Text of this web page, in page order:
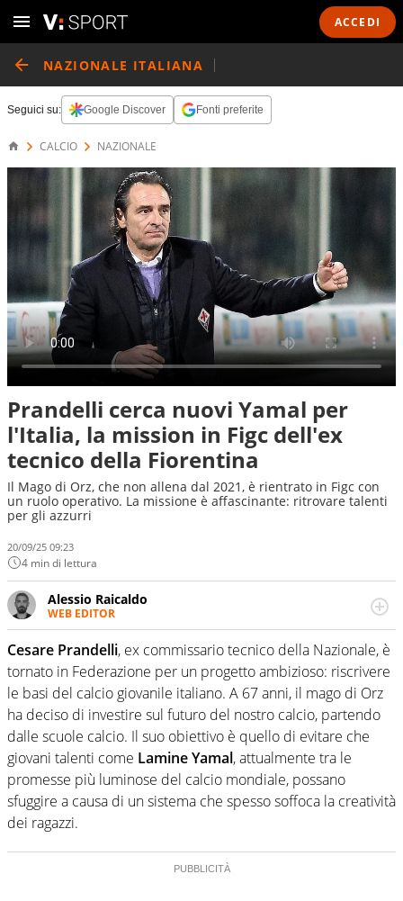
ACCEDI
NAZIONALE ITALIANA
Seguici su: Google Discover Fonti preferite
CALCIO NAZIONALE
Prandelli cerca nuovi Yamal per
l'Italia, la mission in Figc dell'ex
tecnico della Fiorentina
Il Mago di Orz, che non allena dal 2021, è rientrato in Figc con
un ruolo operativo. La missione è affascinante: ritrovare talenti
per gli azzurri
20/09/25 09:23
4 min di lettura
Alessio Raicaldo
WEB EDITOR
Un figlio che si chiama Diego e la tesi di laurea sugli stadi
di proprietà in Italia. Il calcio quale filo conduttore
irrinunciabile tra passione e professione. Per Virgilio
Sport indaga, approfondisce e scandaglia l'universo
mondo dello sport per antonomasia
Cesare Prandelli, ex commissario tecnico della Nazionale, è
tornato in Federazione per un progetto ambizioso: riscrivere
le basi del calcio giovanile italiano. A 67 anni, il mago di Orz
ha deciso di investire sul futuro del nostro calcio, partendo
dalle scuole calcio. Il suo obiettivo è quello di evitare che
giovani talenti come Lamine Yamal, attualmente tra le
promesse più luminose del calcio mondiale, possano
sfuggire a causa di un sistema che spesso soffoca la creatività
dei ragazzi.